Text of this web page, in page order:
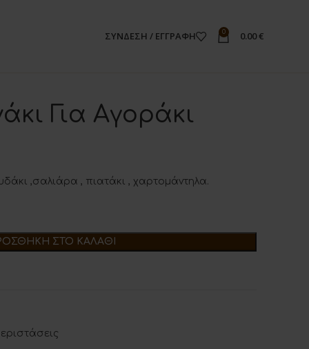
ΣΎΝΔΕΣΗ / ΕΓΓΡΑΦΉ 0 0.00€
Για Αγοράκι
,σαλιάρα , πιατάκι , χαρτομάντηλα.
ΣΤΟ ΚΑΛΆΘΙ